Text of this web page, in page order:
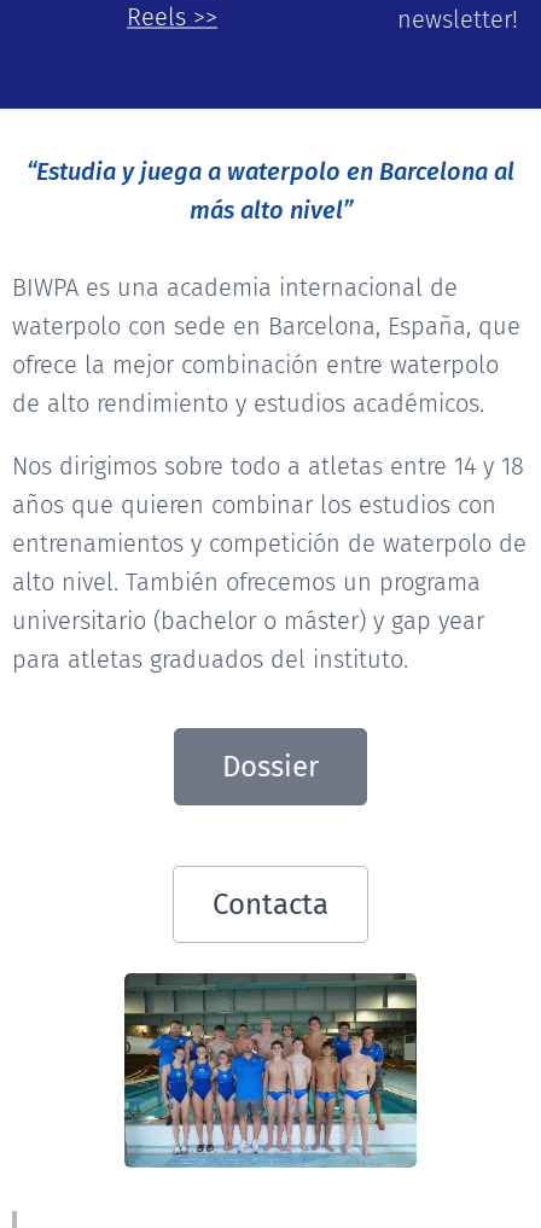
Reels >>
newsletter!
“Estudia y juega a waterpolo en Barcelona al
más alto nivel”
BIWPA es una academia internacional de
waterpolo con sede en Barcelona, España, que
ofrece la mejor combinación entre waterpolo
de alto rendimiento y estudios académicos.
Nos dirigimos sobre todo a atletas entre 14 y 18
años que quieren combinar los estudios con
entrenamientos y competición de waterpolo de
alto nivel. También ofrecemos un programa
universitario (bachelor o máster) y gap year
para atletas graduados del instituto.
Dossier
Contacta